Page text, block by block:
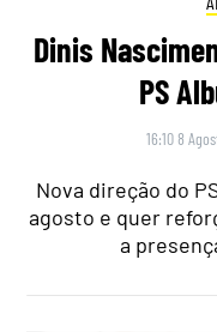
Dinis
PS
16:10 8
Nova direção do
agosto e quer
a